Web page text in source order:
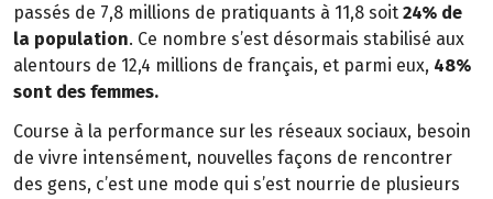
passés de 7,8 millions de pratiquants à 11,8 soit 24% de
la population. Ce nombre s’est désormais stabilisé aux
alentours de 12,4 millions de français, et parmi eux, 48%
sont des femmes.
Course à la performance sur les réseaux sociaux, besoin
de vivre intensément, nouvelles façons de rencontrer
des gens, c’est une mode qui s’est nourrie de plusieurs